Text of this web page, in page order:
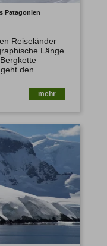
Patagonien
Reiseländer
Länge
den ...
mehr